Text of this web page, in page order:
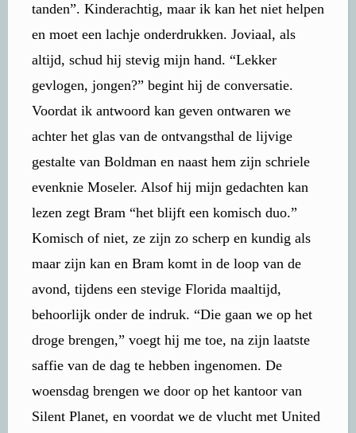
tanden”. Kinderachtig, maar ik kan het niet helpen
en moet een lachje onderdrukken. Joviaal, als
altijd, schud hij stevig mijn hand. “Lekker
gevlogen, jongen?” begint hij de conversatie.
Voordat ik antwoord kan geven ontwaren we
achter het glas van de ontvangsthal de lijvige
gestalte van Boldman en naast hem zijn schriele
evenknie Moseler. Alsof hij mijn gedachten kan
lezen zegt Bram “het blijft een komisch duo.”
Komisch of niet, ze zijn zo scherp en kundig als
maar zijn kan en Bram komt in de loop van de
avond, tijdens een stevige Florida maaltijd,
behoorlijk onder de indruk. “Die gaan we op het
droge brengen,” voegt hij me toe, na zijn laatste
saffie van de dag te hebben ingenomen. De
woensdag brengen we door op het kantoor van
Silent Planet, en voordat we de vlucht met United